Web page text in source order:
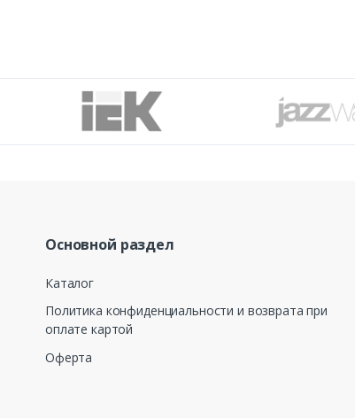
Основной раздел
Каталог
Политика конфиденциальности и возврата при
оплате картой
Оферта